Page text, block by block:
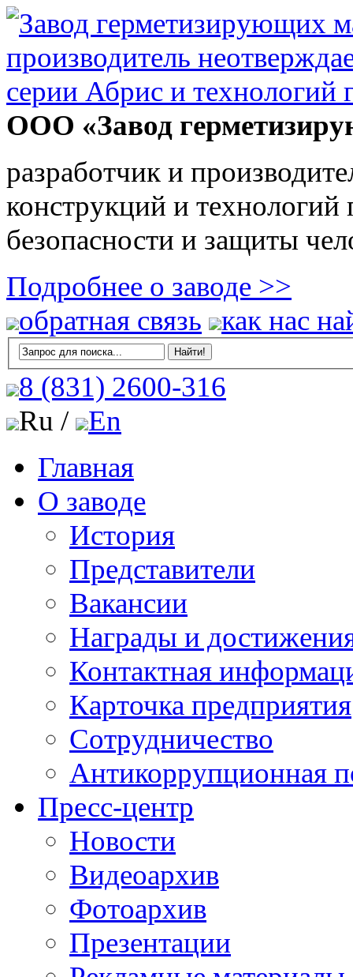
ООО «Завод
разработчик и
конструкций и
безопасности и защиты
Подробнее о заводе >>
обратная связь
как нас
8 (831) 2600-316
Ru /
En
Главная
О заводе
История
Представители
Вакансии
Награды и
Контактная
Карточка предприятия
Сотрудничество
Антикоррупционная
Пресс-центр
Новости
Видеоархив
Фотоархив
Презентации